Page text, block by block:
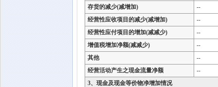
存货的减少(减增加)
--
经营性应收项目的减少(减增加)
--
经营性应付项目的增加(减减少)
--
增值税增加净额(减减少)
--
其他
--
经营活动产生之现金流量净额
--
3、现金及现金等价物净增加情况